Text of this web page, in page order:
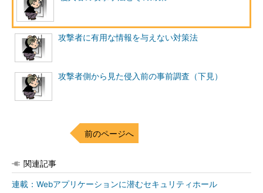
攻撃者に有用な情報を与えない対策法
攻撃者側から見た侵入前の事前調査（下見）
前のページへ
関連記事
連載：Webアプリケーションに潜むセキュリティホール